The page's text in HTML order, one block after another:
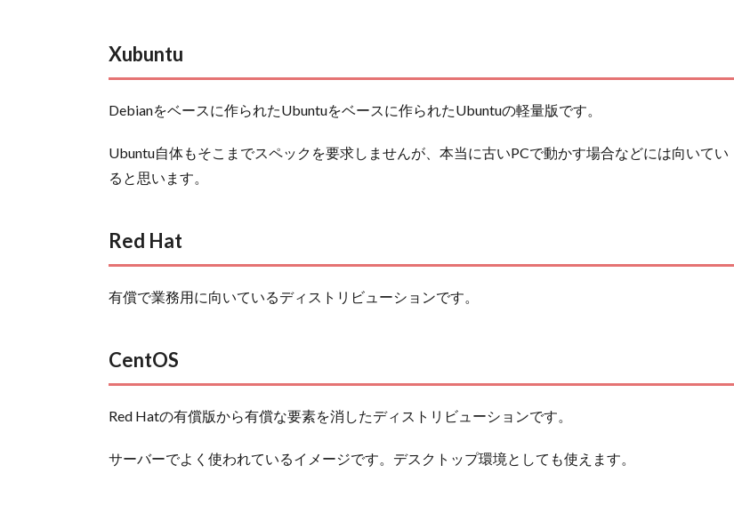
Xubuntu
Debianをベースに作られたUbuntuをベースに作られたUbuntuの軽量版です。
Ubuntu自体もそこまでスペックを要求しませんが、本当に古いPCで動かす場合などには向いてい
ると思います。
Red Hat
有償で業務用に向いているディストリビューションです。
CentOS
Red Hatの有償版から有償な要素を消したディストリビューションです。
サーバーでよく使われているイメージです。デスクトップ環境としても使えます。